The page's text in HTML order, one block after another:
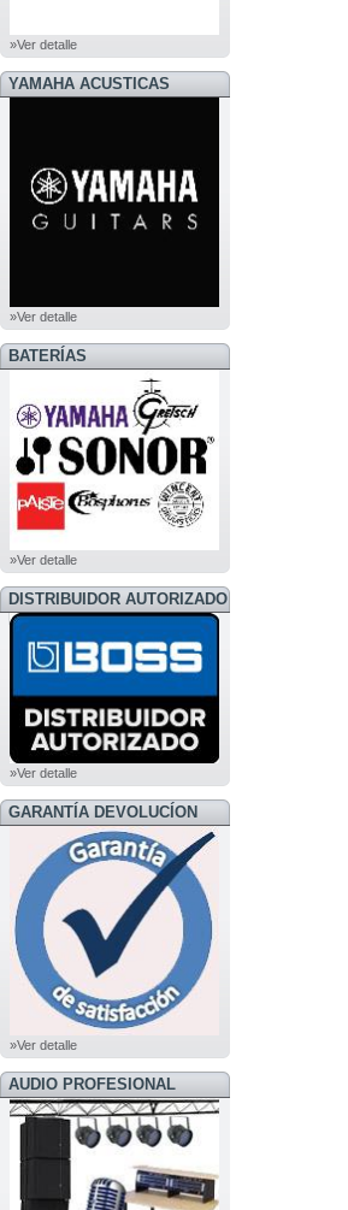
»Ver detalle
YAMAHA ACUSTICAS
»Ver detalle
BATERÍAS
»Ver detalle
DISTRIBUIDOR AUTORIZADO
BOSS
»Ver detalle
GARANTÍA DEVOLUCÍON
»Ver detalle
AUDIO PROFESIONAL